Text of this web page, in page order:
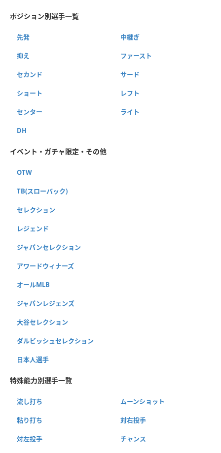
ポジション別選手一覧
先発 中継ぎ
抑え ファースト
セカンド サード
ショート レフト
センター ライト
DH
イベント・ガチャ限定・その他
OTW
TB(スローバック)
セレクション
レジェンド
ジャパンセレクション
アワードウィナーズ
オールMLB
ジャパンレジェンズ
大谷セレクション
ダルビッシュセレクション
日本人選手
特殊能力別選手一覧
流し打ち ムーンショット
粘り打ち 対右投手
対左投手 チャンス